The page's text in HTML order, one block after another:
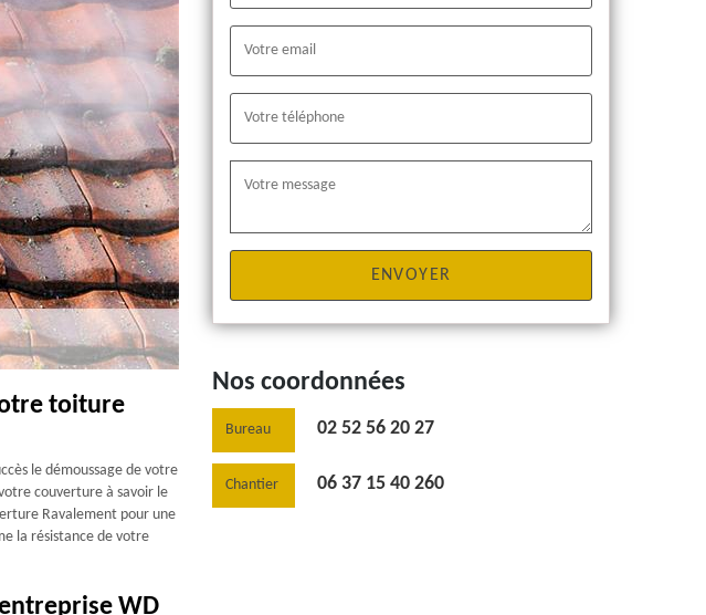
toiture
le démoussage de votre
couverture à savoir le
Ravalement pour une
la résistance de votre
WD
Nos coordonnées
Bureau 02 52 56 20 27
Chantier 06 37 15 40 260